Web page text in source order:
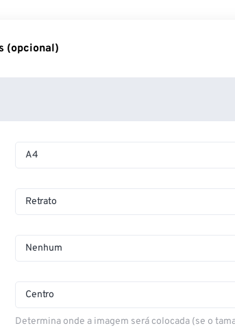
(opcional)
A4
Retrato
Nenhum
Centro
Determina onde a imagem será colocada (se o